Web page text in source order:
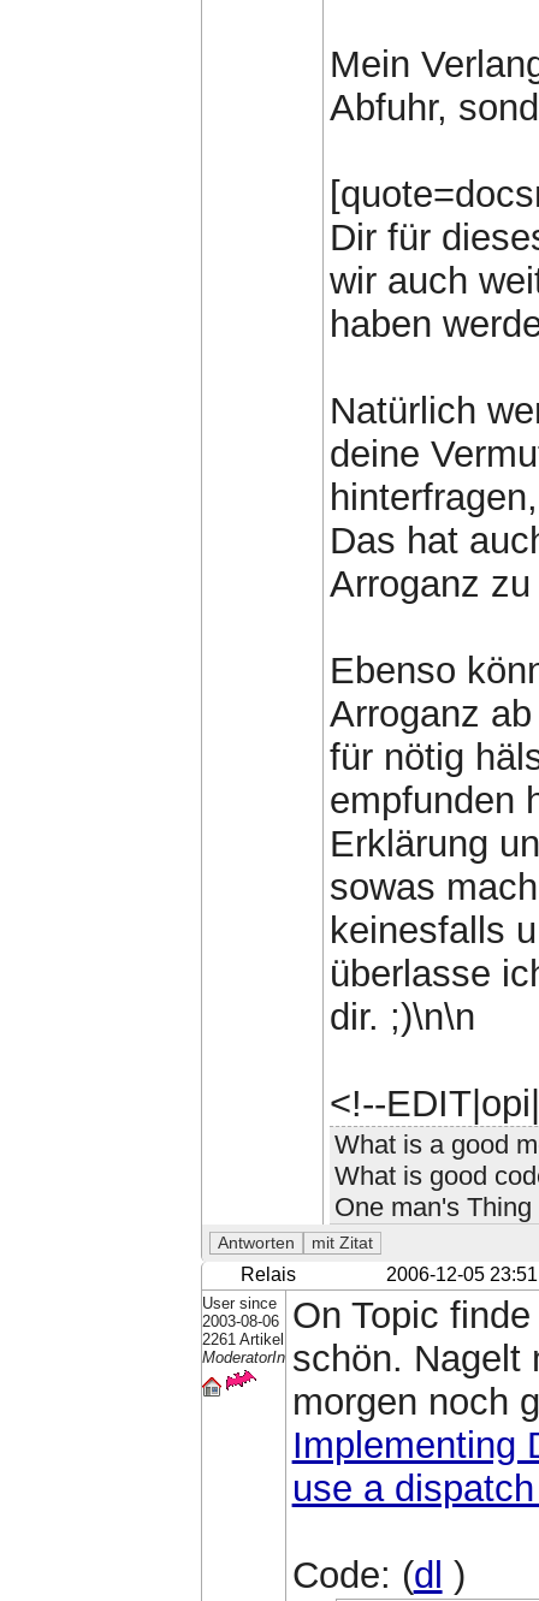
Mein
Abfuhr,
Dir für
wir auch
haben
Natürlich
deine
Das hat
Arroganz
Ebenso
Arroganz
für nötig
empfunden
Erklärung
sowas
keinesfalls
überlasse
dir. ;)\n\n
<!--
What is a good
What is good
One man's
Relais 2006-12-05 23:51
User since
2003-08-06
2261 Artikel
ModeratorIn
On Topic
schön. Nagelt
morgen noch
Implementing
use a
Code: (dl )